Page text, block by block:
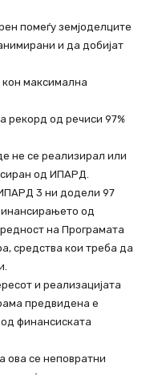
помеѓу земјоделците
и да добијат
максимална
рекорд од речиси 97%
не се реализирал или
од ИПАРД.
3 ни додели 97
од
на Програмата
средства кои треба да
и реализацијата
предвидена е
финансиската
ова се неповратни